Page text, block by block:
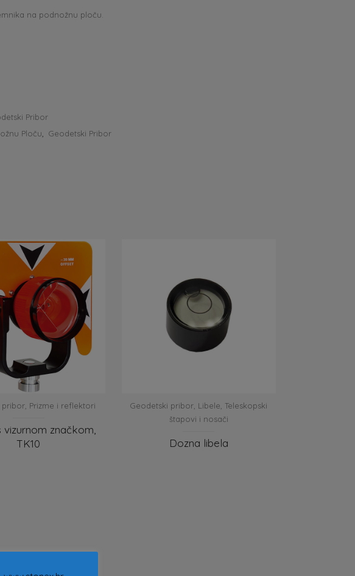
na podnožnu ploču.
Pribor
Ploču Geodetski Pribor
pribor Prizme i reflektori
vizurnom značkom,
TK10
Geodetski pribor Libele Teleskopski
štapovi i nosači
Dozna libela